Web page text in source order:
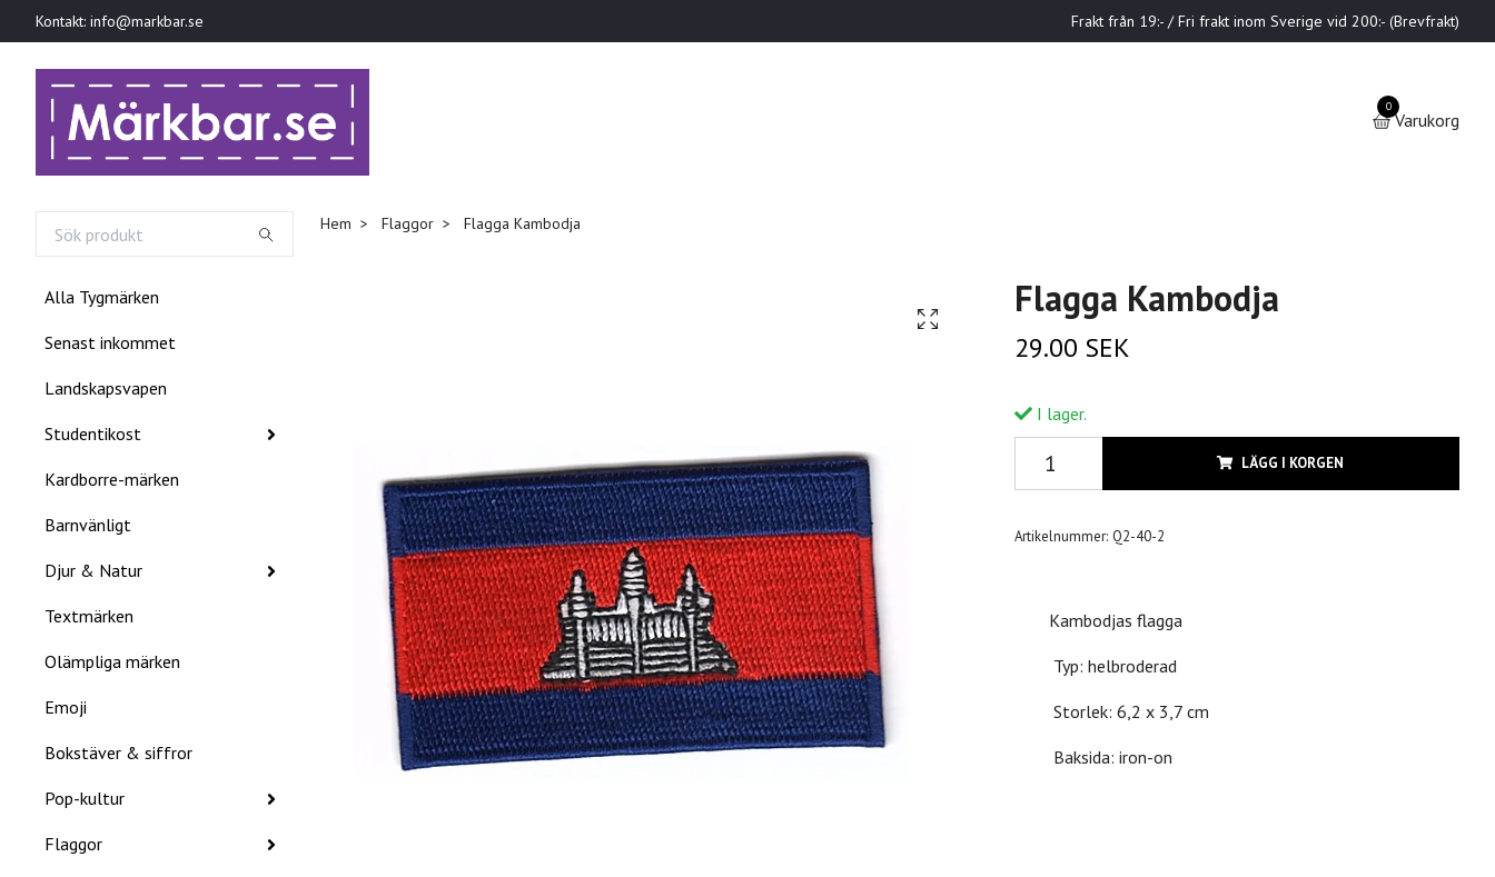
Kontakt: info@markbar.se Frakt från 19:- / Fri frakt inom Sverige vid 200:- (Brevfrakt)
0
Varukorg
Alla Tygmärken
Senast inkommet
Landskapsvapen
Studentikost
Kardborre-märken
Barnvänligt
Djur & Natur
Textmärken
Olämpliga märken
Emoji
Bokstäver & siffror
Pop-kultur
Flaggor
Hem Flaggor Flagga Kambodja
Flagga Kambodja
29.00 SEK
I lager.
LÄGG I KORGEN
Artikelnummer: Q2-40-2
Kambodjas flagga
Typ: helbroderad
Storlek: 6,2 x 3,7 cm
Baksida: iron-on